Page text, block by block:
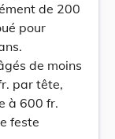
de 200
pour
de moins
par tête,
à 600 fr.
feste